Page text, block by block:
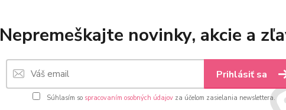
Nepremeškajte novinky, akcie a
Prihlásiť sa
Súhlasím so spracovaním osobných údajovza účelom zasielania newslettera.